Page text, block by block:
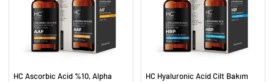
HC Ascorbic Acid %10, Alpha
HC Hyaluronic Acid Cilt Bakım